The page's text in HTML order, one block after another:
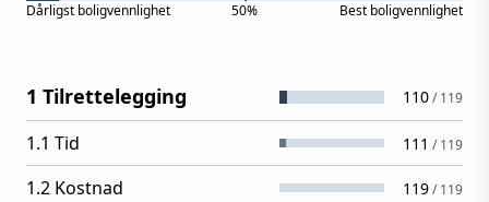
Dårligst boligvennlighet 50% Best boligvennlighet
1 Tilrettelegging 110/119
1.1 Tid 111 /119
1.2 Kostnad 119/119